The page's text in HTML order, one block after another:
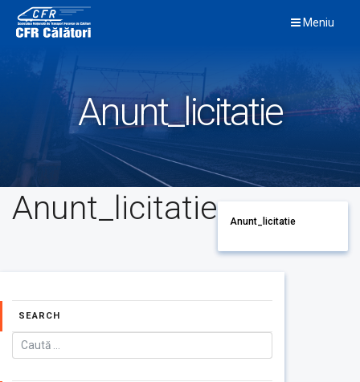
content
Meniu
Anunt_licitatie
Anunt_licitatie Anunt_licitatie
SEARCH